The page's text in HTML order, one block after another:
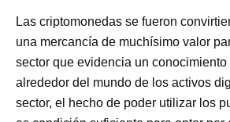
Las criptomonedas se fueron
una mercancía de muchísimo valor
sector que evidencia un
alrededor del mundo de los activos
sector, el hecho de poder utilizar los